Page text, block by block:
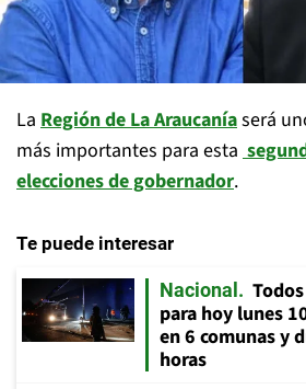
La Región de La Araucaníaserá
más importantes para esta
elecciones de gobernador.
Te puede interesar
Nacional
para hoy lunes
en 6 comunas y
horas